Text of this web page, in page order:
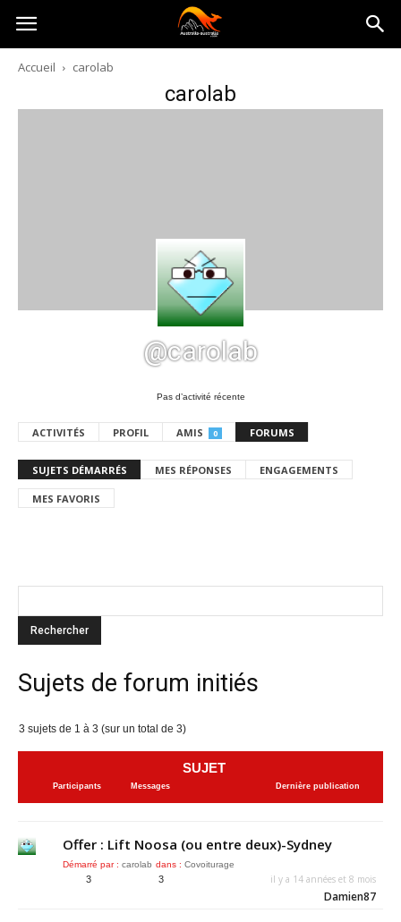
Australia-
australie.com
Accueil carolab
carolab
@carolab
Pas d’activité récente
ACTIVITÉS PROFIL AMIS 0 FORUMS
SUJETS DÉMARRÉS MES RÉPONSES ENGAGEMENTS
MES FAVORIS
Sujets de forum initiés
3 sujets de 1 à 3 (sur un total de 3)
SUJET
Participants Messages Dernière publication
Offer : Lift Noosa (ou entre deux)-Sydney
Démarré par : carolab dans : Covoiturage
3 3 il y a 14 années et 8 mois
Damien87